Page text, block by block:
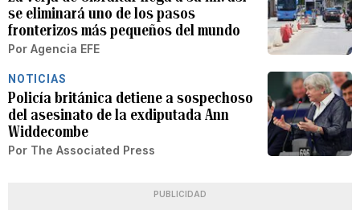
se eliminará uno de los pasos
fronterizos más pequeños del mundo
Por Agencia EFE
NOTICIAS
Policía británica detiene a sospechoso
del asesinato de la exdiputada Ann
Widdecombe
Por The Associated Press
PUBLICIDAD